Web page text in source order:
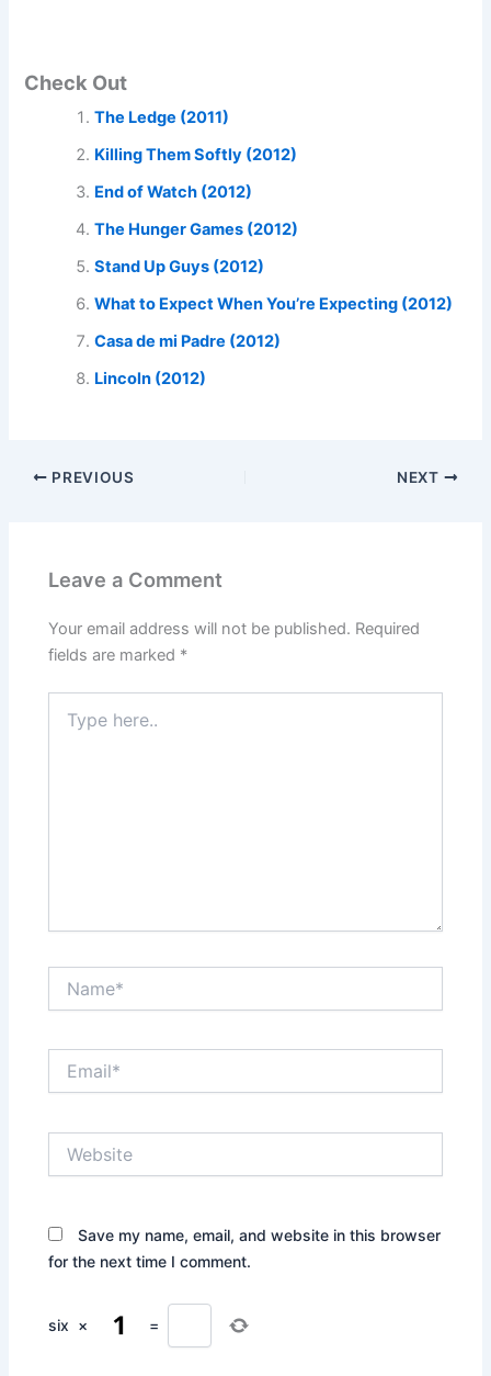
Check Out
The Ledge (2011)
Killing Them Softly (2012)
End of Watch (2012)
The Hunger Games (2012)
Stand Up Guys (2012)
What to Expect When You’re Expecting (2012)
Casa de mi Padre (2012)
Lincoln (2012)
PREVIOUS NEXT
Leave a Comment
Your email address will not be published. Required
fields are marked *
here..
Save my name, email, and website in this browser
for the next time I comment.
six × =